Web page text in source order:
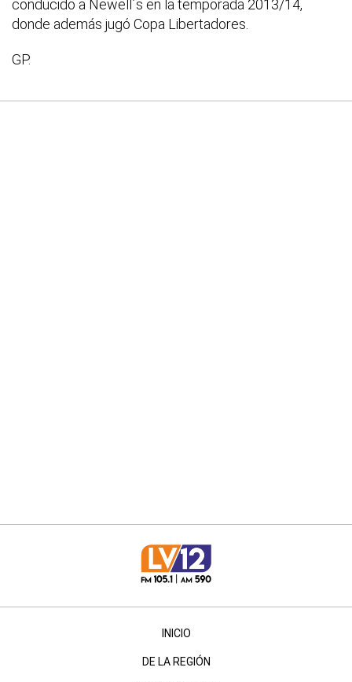
conducido a Newell´s en la temporada 2013/14,
donde además jugó Copa Libertadores.
GP.
INICIO
DE LA REGIÓN